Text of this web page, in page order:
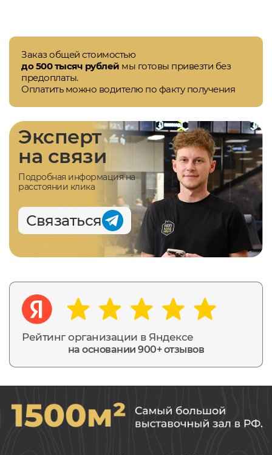
Заказ общей стоимостью
до 500 тысяч рублей мы готовы привезти без
предоплаты.
Оплатить можно водителю по факту получения
Рейтинг организации в Яндексе
на основании 900+ отзывов
Эксперт
на связи
Подробная информация на
расстоянии клика
Связаться